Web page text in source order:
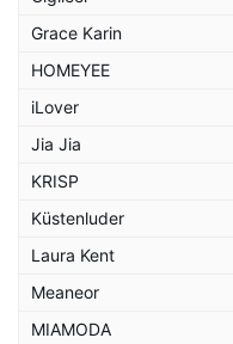
Grace Karin
HOMEYEE
iLover
Jia Jia
KRISP
Küstenluder
Laura Kent
Meaneor
MIAMODA